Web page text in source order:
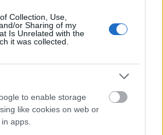
Collection, Use,
or Sharing of my
Is Unrelated with the
it was collected.
to enable storage
like cookies on web or
apps.
jelenet a 15 éves a
leghíresebb, azonos című
a filmnek, mely szép, keretes